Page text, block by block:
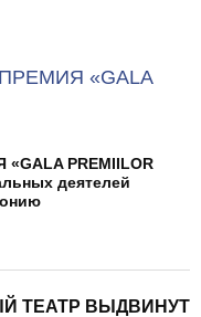
«GALA
PREMIILOR
деятелей